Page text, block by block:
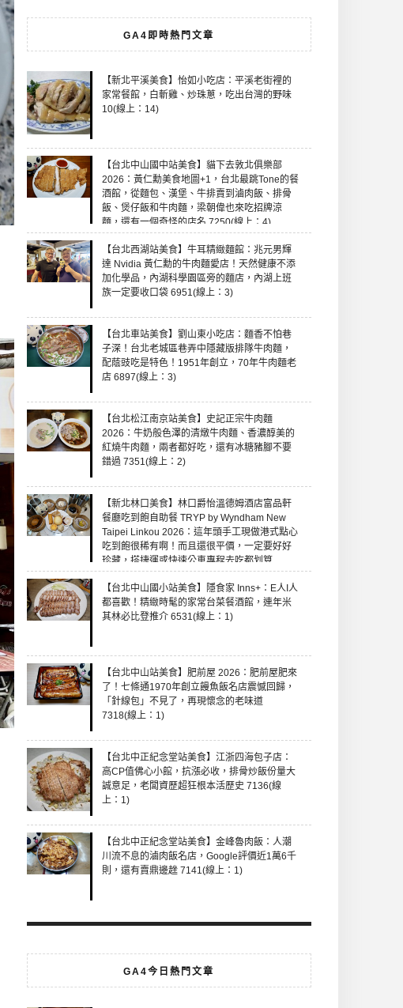
GA4即時熱門文章
【新北平溪美食】怡如小吃店：平溪老街裡的
家常餐館，白斬雞、炒珠蔥，吃出台灣的野味
10(線上：14)
【台北中山國中站美食】貓下去敦北俱樂部
2026：黃仁勳美食地圖+1，台北最跳Tone的餐
酒館，從麵包、漢堡、牛排賣到滷肉飯、排骨
飯、煲仔飯和牛肉麵，梁朝偉也來吃招牌涼
麵，還有一個奇怪的店名 7250(線上：4)
【台北西湖站美食】牛耳精緻麵館：兆元男輝
達 Nvidia 黃仁勳的牛肉麵愛店！天然健康不添
加化學品，內湖科學園區旁的麵店，內湖上班
族一定要收口袋 6951(線上：3)
【台北車站美食】劉山東小吃店：麵香不怕巷
子深！台北老城區巷弄中隱藏版排隊牛肉麵，
配蔭豉吃是特色！1951年創立，70年牛肉麵老
店 6897(線上：3)
【台北松江南京站美食】史記正宗牛肉麵
2026：牛奶般色澤的清燉牛肉麵、香濃醇美的
紅燒牛肉麵，兩者都好吃，還有冰糖豬腳不要
錯過 7351(線上：2)
【新北林口美食】林口爵怡溫德姆酒店富品軒
餐廳吃到飽自助餐 TRYP by Wyndham New
Taipei Linkou 2026：這年頭手工現做港式點心
吃到飽很稀有啊！而且還很平價，一定要好好
珍藏，搭捷運或快速公車專程去吃都划算
7400 (線上：2)
【台北中山國小站美食】隱食家 Inns+：E人I人
都喜歡！精緻時髦的家常台菜餐酒館，連年米
其林必比登推介 6531(線上：1)
【台北中山站美食】肥前屋 2026：肥前屋肥來
了！七條通1970年創立饅魚飯名店震憾回歸，
「針線包」不見了，再現懷念的老味道
7318(線上：1)
【台北中正紀念堂站美食】江浙四海包子店：
高CP值佛心小館，抗漲必收，排骨炒飯份量大
誠意足，老闆資歷超狂根本活歷史 7136(線
上：1)
【台北中正紀念堂站美食】金峰魯肉飯：人潮
川流不息的滷肉飯名店，Google評價近1萬6千
則，還有賣鼎邊趖 7141(線上：1)
GA4今日熱門文章